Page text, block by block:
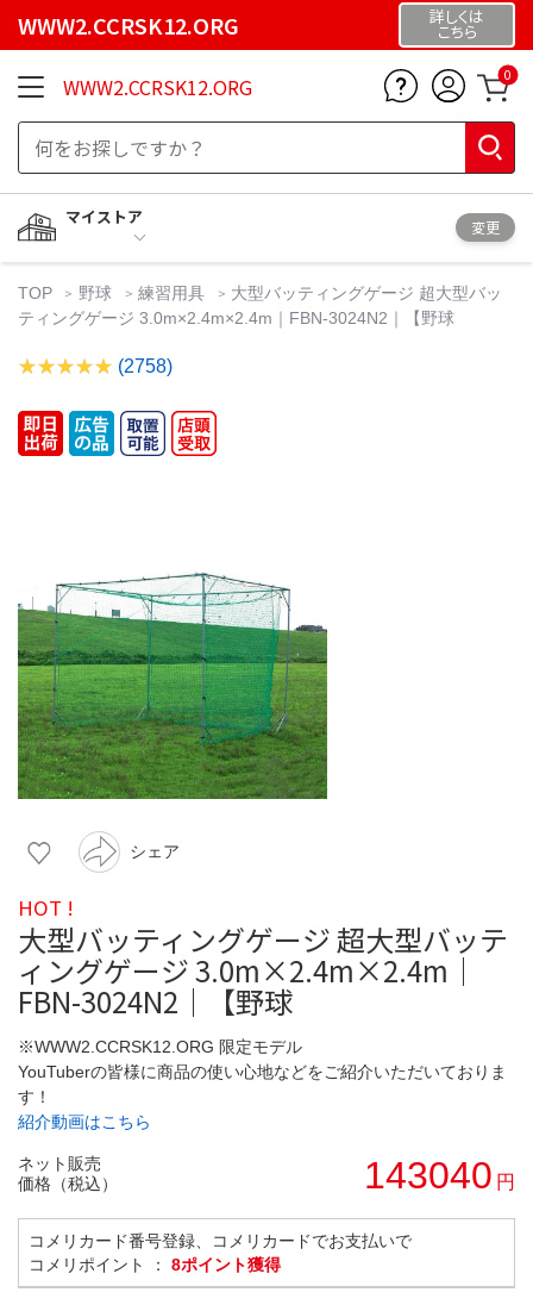
WWW2.CCRSK12.ORG 詳しくは
こちら
WWW2.CCRSK12.ORG 0
マイストア
変更
TOP 野球 練習用具
大型バッティングゲージ 超大型バッ
ティングゲージ 3.0m×2.4m×2.4m｜FBN-3024N2｜【野球
(2758)
シェア
HOT !
大型バッティングゲージ 超大型バッテ
ィングゲージ 3.0m×2.4m×2.4m｜
FBN-3024N2｜【野球
※WWW2.CCRSK12.ORG 限定モデル
YouTuberの皆様に商品の使い心地などをご紹介いただいておりま
す！
紹介動画はこちら
ネット販売
価格（税込）
143040 円
コメリカード番号登録、コメリカードでお支払いで
コメリポイント ： 8ポイント獲得